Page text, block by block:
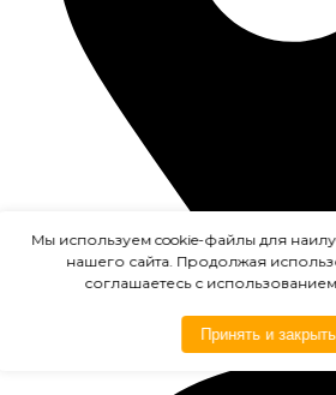
Мы используем cookie-файлы для
нашего сайта. Продолжая
соглашаетесь с
Принять и закрыть